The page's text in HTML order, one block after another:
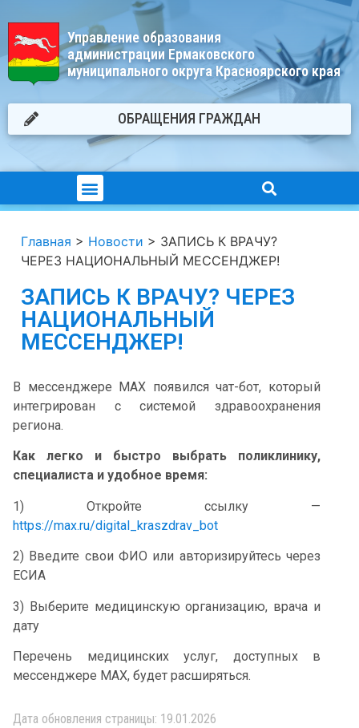
Управление образования
администрации Ермаковского
муниципального округа Красноярского края
ОБРАЩЕНИЯ ГРАЖДАН
Главная > Новости > ЗАПИСЬ К ВРАЧУ?
ЧЕРЕЗ НАЦИОНАЛЬНЫЙ МЕССЕНДЖЕР!
ЗАПИСЬ К ВРАЧУ? ЧЕРЕЗ
НАЦИОНАЛЬНЫЙ
МЕССЕНДЖЕР!
В мессенджере MAX появился чат-бот, который
интегрирован с системой здравоохранения
региона.
Как легко и быстро выбрать поликлинику,
специалиста и удобное время:
1) Откройте ссылку —
https://max.ru/digital_kraszdrav_bot
2) Введите свои ФИО или авторизируйтесь через
ЕСИА
3) Выберите медицинскую организацию, врача и
дату
Перечень медицинских услуг, доступных в
мессенджере МАХ, будет расширяться.
Дата обновления страницы: 19.01.2026